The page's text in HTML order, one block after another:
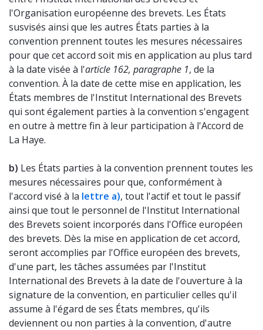
l'Organisation européenne des brevets. Les États
susvisés ainsi que les autres États parties à la
convention prennent toutes les mesures nécessaires
pour que cet accord soit mis en application au plus tard
à la date visée à l'article 162, paragraphe 1, de la
convention. À la date de cette mise en application, les
États membres de l'Institut International des Brevets
qui sont également parties à la convention s'engagent
en outre à mettre fin à leur participation à l'Accord de
La Haye.
b) Les États parties à la convention prennent toutes les
mesures nécessaires pour que, conformément à
l'accord visé à la lettre a), tout l'actif et tout le passif
ainsi que tout le personnel de l'Institut International
des Brevets soient incorporés dans l'Office européen
des brevets. Dès la mise en application de cet accord,
seront accomplies par l'Office européen des brevets,
d'une part, les tâches assumées par l'Institut
International des Brevets à la date de l'ouverture à la
signature de la convention, en particulier celles qu'il
assume à l'égard de ses États membres, qu'ils
deviennent ou non parties à la convention, d'autre